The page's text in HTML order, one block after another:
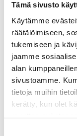
Tämä sivusto
Käytämme
räätälöimiseen,
tukemiseen ja
jaamme
alan
sivustoamme.
tietoja muihin
kerätty, kun olet